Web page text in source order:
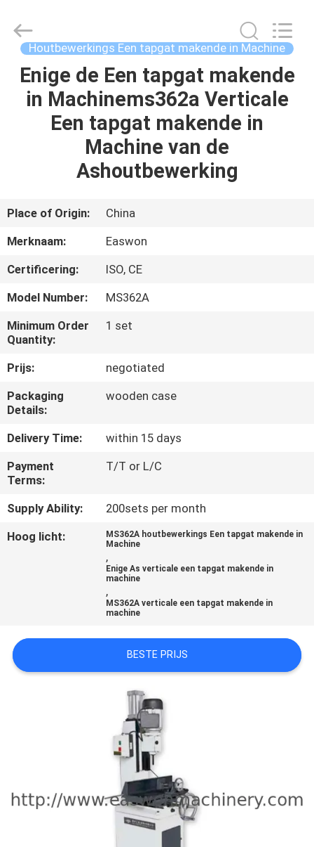
HUIS
PRODUCTEN
ONGEVEER
FABRIEKSREIS
KWALITEITSCONTROLE
CONTACTEER
ONS
NIEUWS
VERZOEK
OM EEN
CITAAT
SITEMAP
Export
Reserved.
Houtbewerkings Een tapgat makende in Machine
Enige de Een tapgat makende
in Machinems362a Verticale
Een tapgat makende in
Machine van de
Ashoutbewerking
Place of Origin:
China
Merknaam:
Easwon
Certificering:
ISO, CE
Model Number:
MS362A
Minimum Order
Quantity:
1 set
Prijs:
negotiated
Packaging
Details:
wooden case
Delivery Time:
within 15 days
Payment
Terms:
T/T or L/C
Supply Ability:
200sets per month
Hoog licht:
MS362A houtbewerkings Een tapgat makende in
Machine
,
Enige As verticale een tapgat makende in
machine
,
MS362A verticale een tapgat makende in
machine
BESTE PRIJS